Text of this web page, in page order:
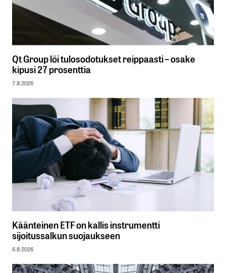
Qt Group löi tulosodotukset reippaasti – osake
kipusi 27 prosenttia
7.8.2026
Käänteinen ETF on kallis instrumentti
sijoitussalkun suojaukseen
6.8.2026